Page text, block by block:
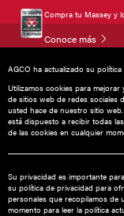
Compra tu Massey y
Conoce más
AGCO ha actualizado su política
Utilizamos cookies para
de sitios web de redes sociales
usted hace de nuestro sitio
está dispuesto a recibir todas
de las cookies en cualquier
Su privacidad es importante
su política de privacidad para
personales que recopilamos de
momento para leer la política